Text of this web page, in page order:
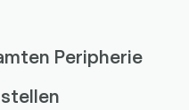
Peripherie